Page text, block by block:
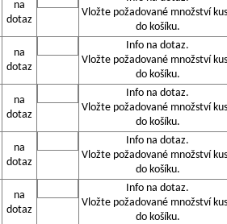
na
dotaz
Vložte požadované množství
do košíku.
na
dotaz
Info na dotaz.
Vložte požadované množství
do košíku.
na
dotaz
Info na dotaz.
Vložte požadované množství
do košíku.
na
dotaz
Info na dotaz.
Vložte požadované množství
do košíku.
na
dotaz
Info na dotaz.
Vložte požadované množství
do košíku.